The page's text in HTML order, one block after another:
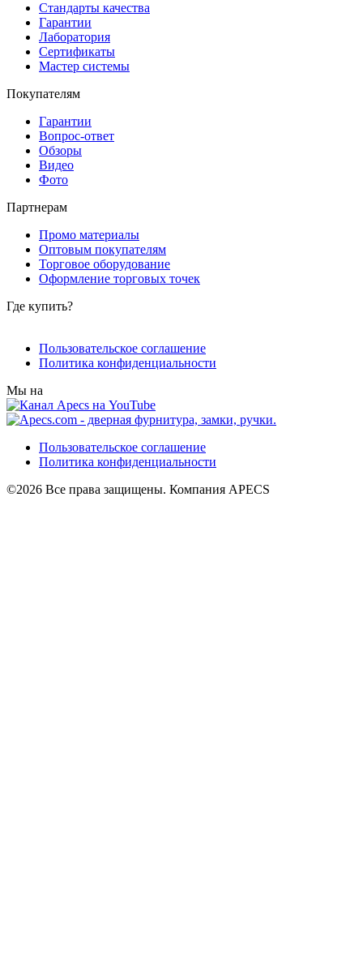
Стандарты качества
Гарантии
Лаборатория
Сертификаты
Мастер системы
Покупателям
Гарантии
Вопрос-ответ
Обзоры
Видео
Фото
Партнерам
Промо материалы
Оптовым покупателям
Торговое оборудование
Оформление торговых точек
Где купить?
Пользовательское соглашение
Политика конфиденциальности
Мы на
Пользовательское соглашение
Политика конфиденциальности
©2026 Все права защищены. Компания APECS